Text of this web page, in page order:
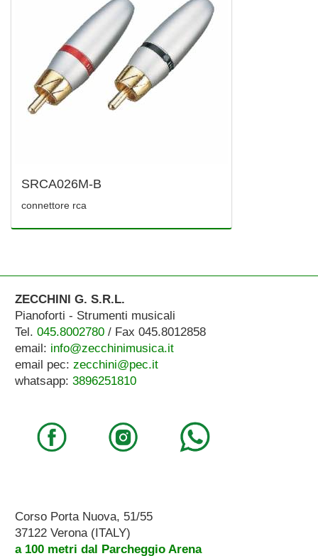
SRCA026M-B
connettore rca
ZECCHINI G. S.R.L.
Pianoforti - Strumenti musicali
Tel. 045.8002780/ Fax 045.8012858
email: info@zecchinimusica.it
email pec: zecchini@pec.it
whatsapp: 3896251810
Corso Porta Nuova, 51/55
37122 Verona (ITALY)
a 100 metri dal Parcheggio Arena